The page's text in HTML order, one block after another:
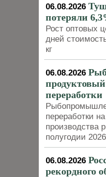
06.08.2026
потеряли
Рост оптовых
дней
кг
06.08.2026
переработки
переработки
производства
полугодии
06.08.2026
рекордного